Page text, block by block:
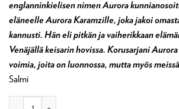
englanninkielisen nimen Aurora
eläneelle Aurora Karamzille, joka jakoi
kannusti. Hän eli pitkän ja vaiherikkaan
Venäjällä keisarin hovissa. Korusarjani
voimia, joita on luonnossa, mutta myös
Salmi